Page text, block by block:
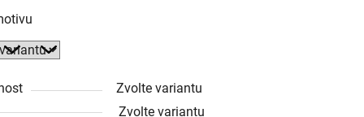
Zvolte variantu
Zvolte variantu